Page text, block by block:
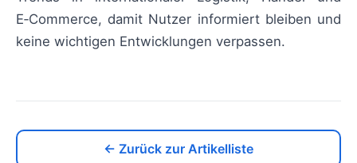
E‑Commerce, damit Nutzer informiert bleiben und
keine wichtigen Entwicklungen verpassen.
← Zurück zur Artikelliste